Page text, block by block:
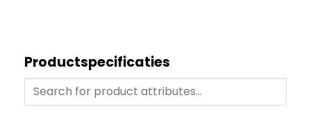
Productspecificaties